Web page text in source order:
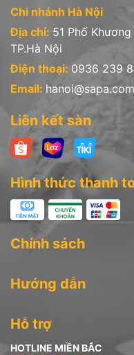
Chi nhánh Hà Nội
Địa chỉ: 51 Phố
TP.Hà Nội
Điện thoại: 0936 239
Email:
Liên kết sàn
Hình thức thanh
Chính sách
Hướng dẫn
Hỗ trợ
HOTLINE MIỀN BẮC